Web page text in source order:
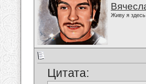
Живу я здесь
Цитата: